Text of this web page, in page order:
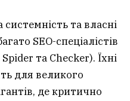
та власні
SEO-спеціалістів
та Checker). Їхні
для великого
де критично